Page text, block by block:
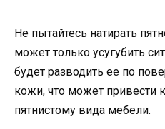
Не пытайтесь натирать
может только усугубить
будет разводить ее по
кожи, что может привести
пятнистому вида мебели.